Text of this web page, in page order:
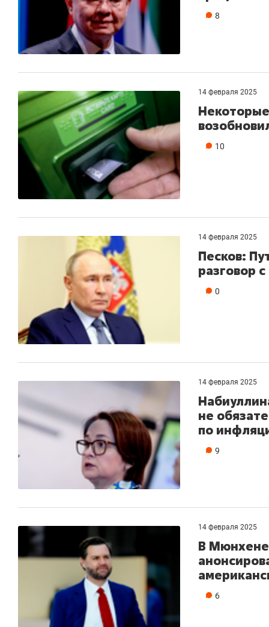
8
14 февраля 2025
10
14 февраля 2025
Песков:
разговор
0
14 февраля 2025
не
по
9
14 февраля 2025
В Мюнхене
6